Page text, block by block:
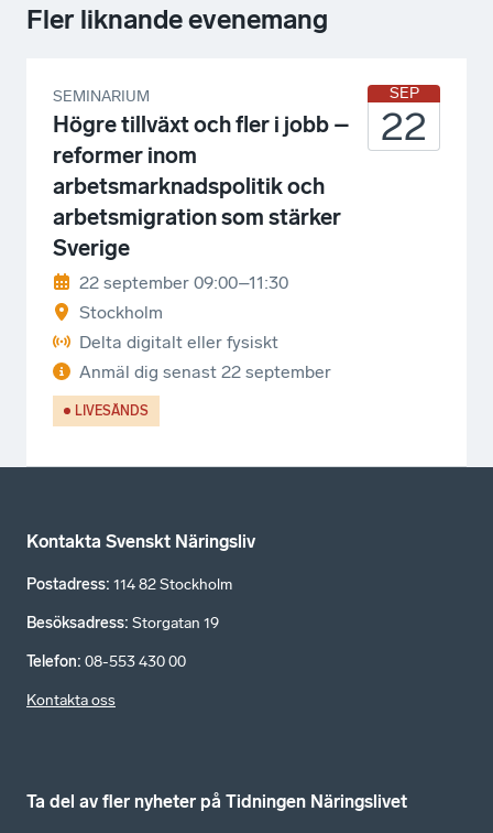
Fler liknande evenemang
SEMINARIUM
Högre tillväxt och fler i jobb –
reformer inom
arbetsmarknadspolitik och
arbetsmigration som stärker
Sverige
22 september 09:00–11:30
Stockholm
Delta digitalt eller fysiskt
Anmäl dig senast 22 september
LIVESÄNDS
SEP
22
Kontakta Svenskt Näringsliv
Postadress: 114 82 Stockholm
Besöksadress: Storgatan 19
Telefon: 08-553 430 00
Kontakta oss
Ta del av fler nyheter på Tidningen Näringslivet